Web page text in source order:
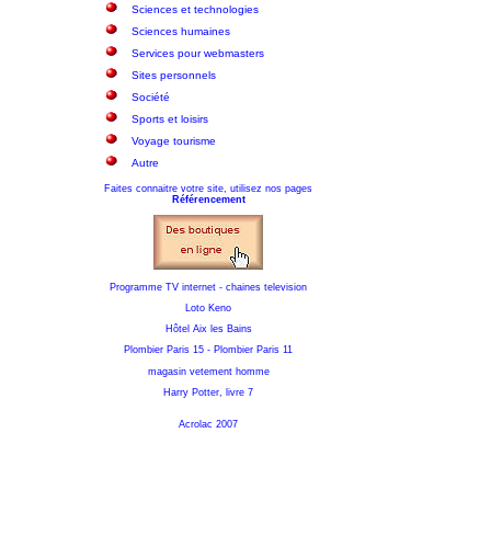
Sciences et technologies
Sciences humaines
Services pour webmasters
Sites personnels
Société
Sports et loisirs
Voyage tourisme
Autre
Faites connaitre votre site, utilisez nos pages
Référencement
Programme TV internet - chaines television
Loto Keno
Hôtel Aix les Bains
Plombier Paris 15 - Plombier Paris 11
magasin vetement homme
Harry Potter, livre 7
Acrolac 2007